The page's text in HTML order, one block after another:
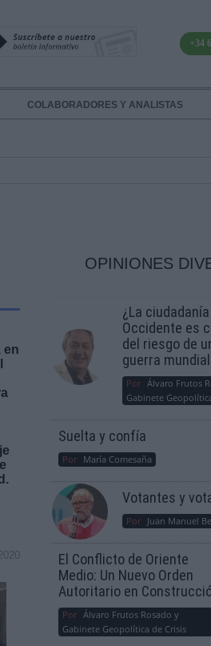
+34
COLABORADORES Y ANALISTAS
en
OPINIONES
¿La
Occidente es
del riesgo de
guerra
Por Álvaro Frutos
Gabinete
Suelta y confía
Por María Comesaña
Votantes y
Por Juan Manuel
El Conflicto de Oriente
Medio: Un Nuevo Orden
Autoritario en
Por Álvaro Frutos Rosado y
Gabinete Geopolítica de Crisis